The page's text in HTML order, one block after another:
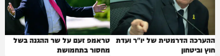
ההערכה הדרמטית של יו"ר ועדת
חוץ וביטחון
טראמפ זעם על שר ההגנה בשל
מחסור בתחמושת